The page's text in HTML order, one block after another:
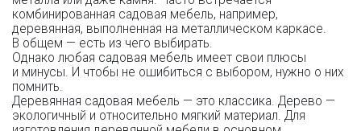
комбинированная садовая мебель, например,
деревянная, выполненная на металлическом каркасе.
В общем — есть из чего выбирать.
Однако любая садовая мебель имеет свои плюсы
и минусы. И чтобы не ошибиться с выбором, нужно о них
помнить.
Деревянная садовая мебель — это классика. Дерево —
экологичный и относительно мягкий материал. Для